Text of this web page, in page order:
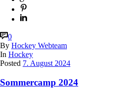
0
By Hockey Webteam
In Hockey
Posted 7. August 2024
Sommercamp 2024